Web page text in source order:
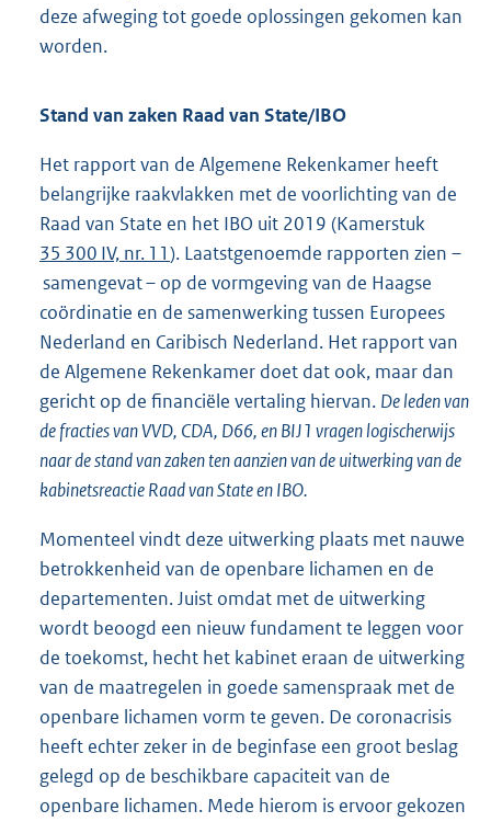
deze afweging tot goede oplossingen gekomen kan
worden.
Stand van zaken Raad van State/IBO
Het rapport van de Algemene Rekenkamer heeft
belangrijke raakvlakken met de voorlichting van de
Raad van State en het IBO uit 2019 (Kamerstuk
35 300 IV, nr. 11). Laatstgenoemde rapporten zien –
samengevat – op de vormgeving van de Haagse
coördinatie en de samenwerking tussen Europees
Nederland en Caribisch Nederland. Het rapport van
de Algemene Rekenkamer doet dat ook, maar dan
gericht op de financiële vertaling hiervan. De leden van
de fracties van VVD, CDA, D66, en BIJ1 vragen logischerwijs
naar de stand van zaken ten aanzien van de uitwerking van de
kabinetsreactie Raad van State en IBO.
Momenteel vindt deze uitwerking plaats met nauwe
betrokkenheid van de openbare lichamen en de
departementen. Juist omdat met de uitwerking
wordt beoogd een nieuw fundament te leggen voor
de toekomst, hecht het kabinet eraan de uitwerking
van de maatregelen in goede samenspraak met de
openbare lichamen vorm te geven. De coronacrisis
heeft echter zeker in de beginfase een groot beslag
gelegd op de beschikbare capaciteit van de
openbare lichamen. Mede hierom is ervoor gekozen